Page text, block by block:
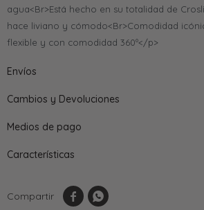
agua<Br>Está hecho en su totalidad de
hace liviano y cómodo<Br>Comodidad
flexible y con comodidad 360º</p>
Envíos
Cambios y Devoluciones
Medios de pago
Características
 